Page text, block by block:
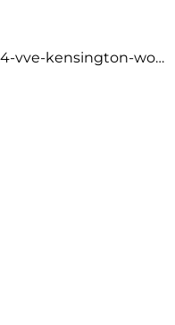
Goedgekeurde-begroting-2024-vve-kensington-woningen